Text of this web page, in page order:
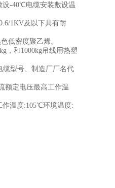
-40℃电缆安装敷设温
1KV及以下具有耐
低密度聚乙烯。
，和1000kg吊线用热塑
型号、制造厂厂名代
定电压最高工作温
温度:105℃环境温度: